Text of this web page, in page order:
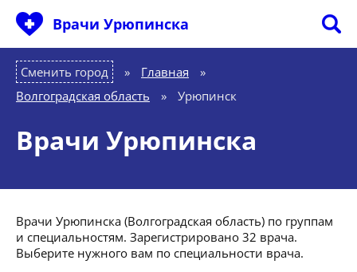
Врачи Урюпинска
Сменить город Главная
»
Волгоградская область
» Урюпинск
Врачи Урюпинска
Врачи Урюпинска (Волгоградская область) по группам
и специальностям. Зарегистрировано 32 врача.
Выберите нужного вам по специальности врача.